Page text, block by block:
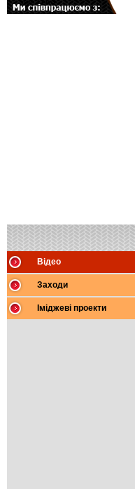
Відео
Заходи
Іміджеві проекти